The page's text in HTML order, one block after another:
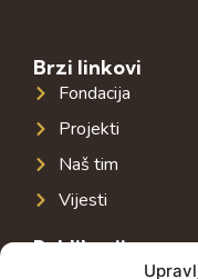
Brzi linkovi
Fondacija
Projekti
Naš tim
Vijesti
Publikacije
Javna